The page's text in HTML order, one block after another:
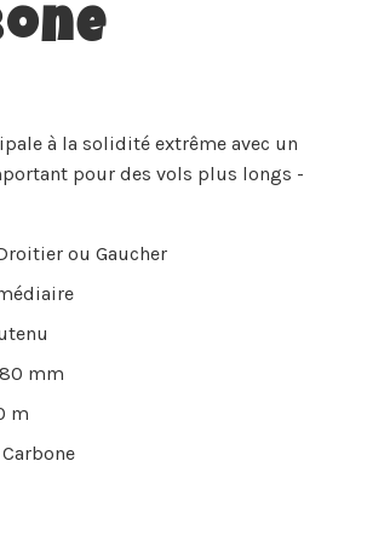
à la solidité extrême avec un
pour des vols plus longs -
ou Gaucher
mm
m
Carbone